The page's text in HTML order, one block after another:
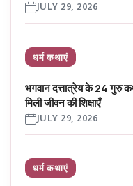
JULY 29, 2026
धर्म कथाएं
भगवान दत्तात्रेय के 24 गुरु
मिली जीवन की शिक्षाएँ
JULY 29, 2026
धर्म कथाएं